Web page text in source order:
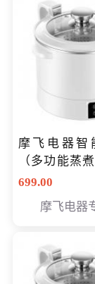
摩飞电器智
（多功能蒸
（智能升降
699.00
摩飞电器